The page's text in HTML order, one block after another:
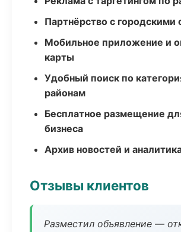
Партнёрство с городскими
Мобильное приложение и
карты
Удобный поиск по
районам
Бесплатное размещение
бизнеса
Архив новостей и
Отзывы клиентов
Разместил объявление —